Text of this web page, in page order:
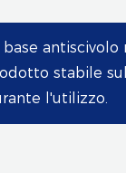
base antiscivolo
stabile
l'utilizzo.